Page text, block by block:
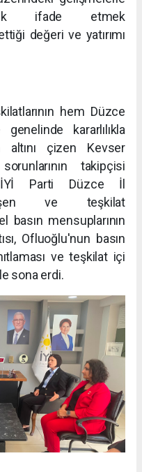
ifade etmek
değeri ve yatırımı
hem Düzce
kararlılıkla
altını çizen Kevser
takipçisi
İYİ Parti Düzce İl
ve teşkilat
basın mensuplarının
Ofluoğlu'nun basın
ve teşkilat içi
sona erdi.